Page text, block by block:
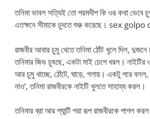
তনিমা ভাবল সত্যিই তো পরমদীপ কি ওর কথা ভেবে
এতক্ষনে সীমাকে চুদতে শুরু করেছে। sex
রাজবীর আবার চুমু খেতে তনিমা ঠোঁট খুলে দিল, দুজনে
তনিমার জিভ চুষছে, একটা মাই চেপে ধরল। নাইটির
আর চুমু খাচ্ছে, ঠোঁটে, ঘাড়ে, গলায়। একটু পরে বলল,
নাও’, তনিমা রাজবীরকে নাইটি খুলতে সাহায্য করল।
তনিমার ব্রা আর প্যান্টি পরা রূপ রাজবীরকে পাগল